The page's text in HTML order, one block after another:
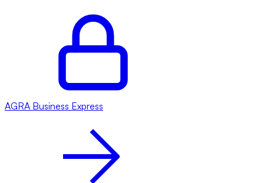
AGRA Business Express